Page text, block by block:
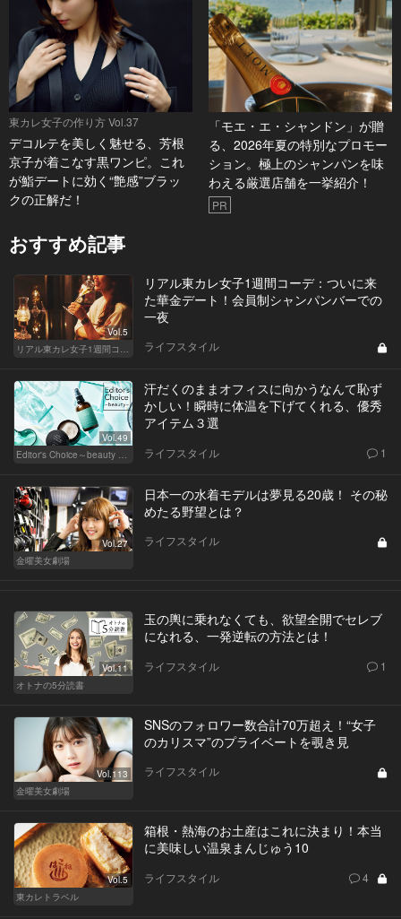
東カレ女子の作り方 Vol.37
デコルテを美しく魅せる、芳根
京子が着こなす黒ワンピ。これ
が鮨デートに効く“艶感”ブラッ
クの正解だ！
「モエ・エ・シャンドン」が贈
る、2026年夏の特別なプロモー
ション。極上のシャンパンを味
わえる厳選店舗を一挙紹介！
PR
おすすめ記事
Vol.5
リアル東カレ女子1週間コーデ
リアル東カレ女子1週間コーデ：ついに来
た華金デート！会員制シャンパンバーでの
一夜
ライフスタイル
Vol.49
Editor's Choice～beauty & wellness～
汗だくのままオフィスに向かうなんて恥ず
かしい！瞬時に体温を下げてくれる、優秀
アイテム３選
ライフスタイル 1
Vol.27
金曜美女劇場
日本一の水着モデルは夢見る20歳！ その秘
めたる野望とは？
ライフスタイル
Vol.11
オトナの5分読書
玉の輿に乗れなくても、欲望全開でセレブ
になれる、一発逆転の方法とは！
ライフスタイル 1
Vol.113
金曜美女劇場
SNSのフォロワー数合計70万超え！“女子
のカリスマ”のプライベートを覗き見
ライフスタイル
Vol.5
東カレトラベル
箱根・熱海のお土産はこれに決まり！本当
に美味しい温泉まんじゅう10
ライフスタイル 4